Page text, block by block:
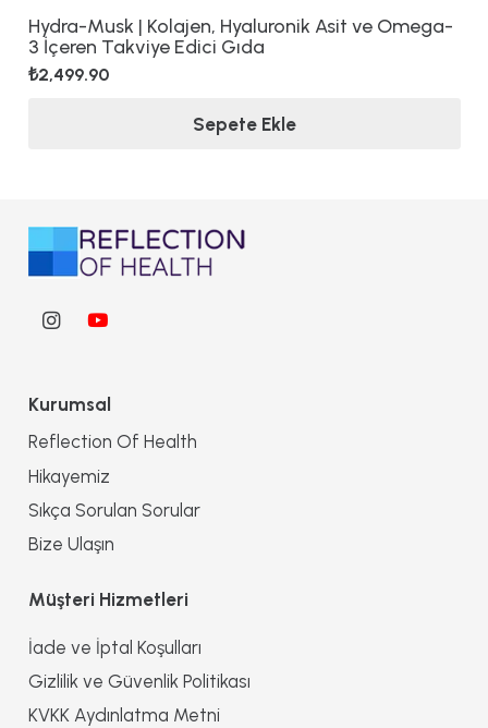
Hydra-Musk | Kolajen, Hyaluronik Asit ve Omega-
3 İçeren Takviye Edici Gıda
₺2,499.90
Sepete Ekle
Kurumsal
Reflection Of Health
Hikayemiz
Sıkça Sorulan Sorular
Bize Ulaşın
Müşteri Hizmetleri
İade ve İptal Koşulları
Gizlilik ve Güvenlik Politikası
KVKK Aydınlatma Metni